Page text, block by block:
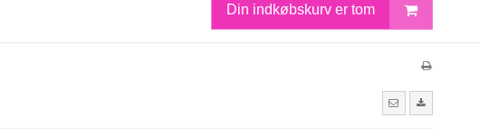
Din indkøbskurv er tom